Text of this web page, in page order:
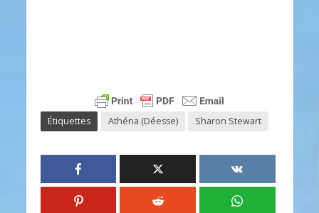
Étiquettes Athéna (Déesse) Sharon Stewart